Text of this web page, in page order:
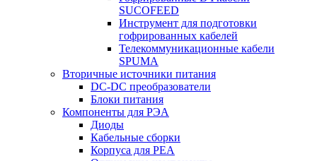
SUCOFEED
Инструмент для подготовки
гофрированных кабелей
Телекоммуникационные кабели
SPUMA
Вторичные источники питания
DC-DC преобразователи
Блоки питания
Компоненты для РЭА
Диоды
Кабельные сборки
Корпуса для РЕА